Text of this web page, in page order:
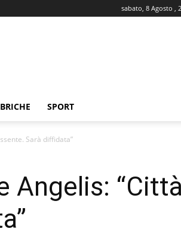
sabato, 8 Agosto ,
SPORT
Sarà diffidata”
Angelis: